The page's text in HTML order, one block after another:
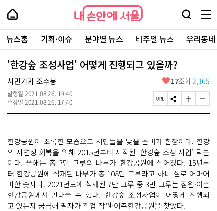
본
로
가
내
손
안
에
서
울
-
서
울
시
대
표
소
털
내
손
에
울
검
창
열
기
메
뉴
전
체
보
주
요
서
뉴스홈 기획·이슈 분야별 뉴스 비주얼 뉴스 우리동
'한강숲 조성사업' 어떻게 진행되고 있을까?
시민기자 조수봉
발행일 2021.08.26. 10:40
수정일 2021.08.26. 17:40
좋
요
17조회 2,165
페
이
R
L
복
사
S
N
유
하
기
글
자
크
게
변
경
하
기
글
자
작
게
변
경
하
기
한강공원이 초록한 모습으로 시민들을 맞을 준비가 한창이다. 한강
의 자연성 회복을 위해 2015년부터 시작된 '한강숲 조성 사업' 덕분
이다. 올해는 총 7만 그루의 나무가 한강공원에 심어졌다. 15년부
터 한강공원에 식재된 나무가 총 108만 그루라고 하니 실로 어마어
마한 숫자다. 2021년도에 식재된 7만 그루 중 3만 그루는 잠원·이촌
한강공원에서 만나볼 수 있다. 한강숲 조성사업이 어떻게 진행되
고 있는지 궁금해 필자가 직접 잠원·이촌한강공원을 찾았다.
페
상
단
로